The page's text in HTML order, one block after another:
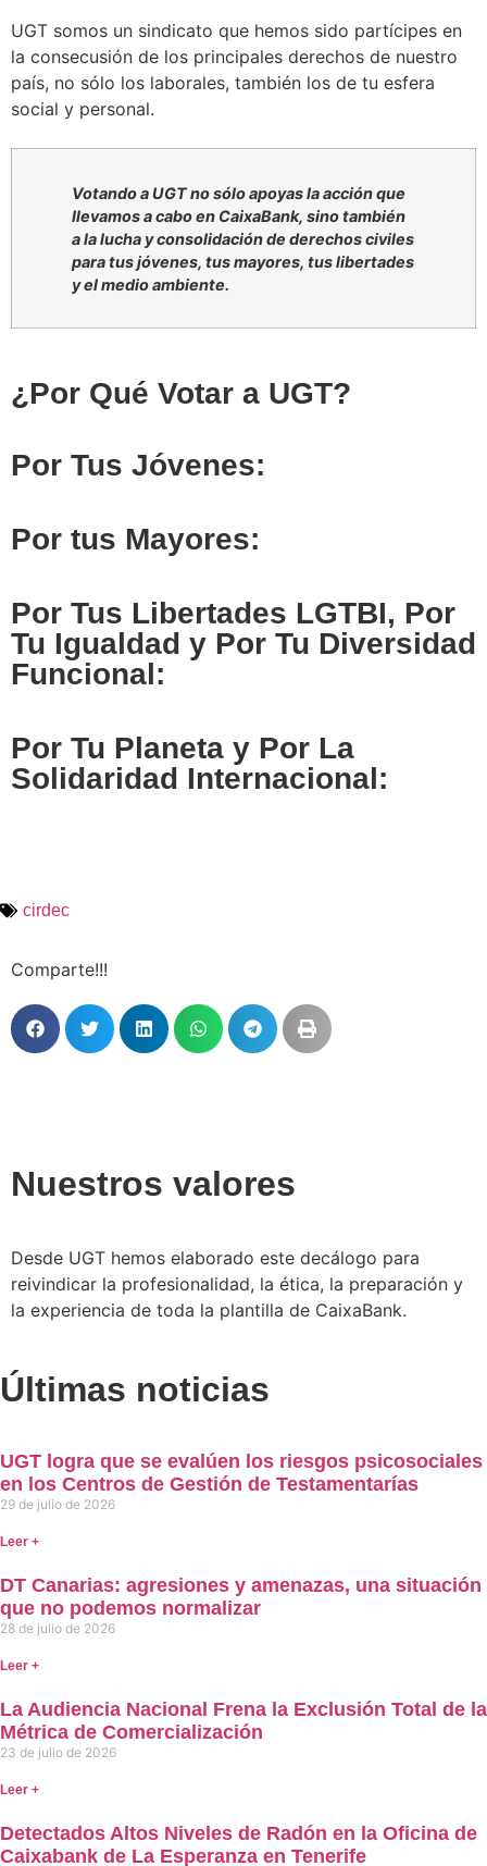
UGT somos un sindicato que hemos sido partícipes en
la consecusión de los principales derechos de nuestro
país, no sólo los laborales, también los de tu esfera
social y personal.
Votando a UGT no sólo apoyas la acción que
llevamos a cabo en CaixaBank, sino también
a la lucha y consolidación de derechos civiles
para tus jóvenes, tus mayores, tus libertades
y el medio ambiente.
¿Por Qué Votar a UGT?
Por Tus Jóvenes:
Por tus Mayores:
Por Tus Libertades LGTBI, Por
Tu Igualdad y Por Tu Diversidad
Funcional:
Por Tu Planeta y Por La
Solidaridad Internacional:
cirdec
Comparte!!!
Nuestros valores
Desde UGT hemos elaborado este decálogo para
reivindicar la profesionalidad, la ética, la preparación y
la experiencia de toda la plantilla de CaixaBank.
Últimas noticias
UGT logra que se evalúen los riesgos psicosociales
en los Centros de Gestión de Testamentarías
29 de julio de 2026
Leer +
DT Canarias: agresiones y amenazas, una situación
que no podemos normalizar
28 de julio de 2026
Leer +
La Audiencia Nacional Frena la Exclusión Total de la
Métrica de Comercialización
23 de julio de 2026
Leer +
Detectados Altos Niveles de Radón en la Oficina de
Caixabank de La Esperanza en Tenerife